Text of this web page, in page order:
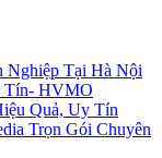
Nghiệp Tại Hà Nội
Tín- HVMO
Quả, Uy Tín
Trọn Gói Chuyên